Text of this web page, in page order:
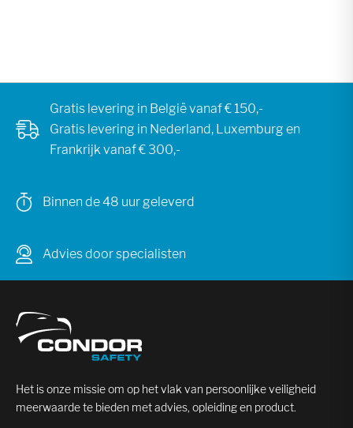
Gratis levering in België vanaf € 150,-
Gratis levering in Nederland, Luxemburg en
Frankrijk vanaf € 300,-
Binnen de 48 uur geleverd
Advies door specialisten
Het is onze missie om op het vlak van persoonlijke veiligheid
meerwaarde te bieden met advies, opleiding en product.